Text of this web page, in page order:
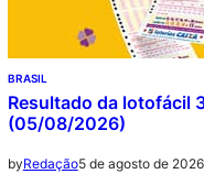
BRASIL
Resultado da lotofácil
(05/08/2026)
byRedação5 de agosto de 2026